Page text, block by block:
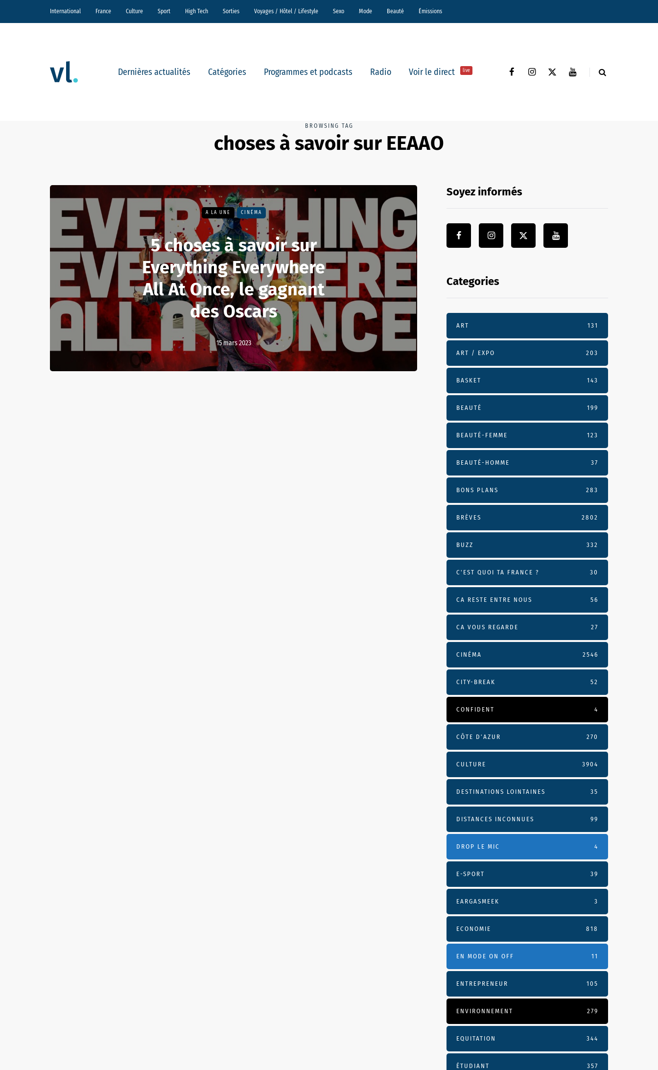
International France Culture Sport High Tech Sorties Voyages / Hôtel / Lifestyle Sexo Mode Beauté Émissions
Dernières actualités Catégories Programmes et podcasts Radio Voir le direct live
BROWSING TAG
choses à savoir sur EEAAO
A LA UNE CINÉMA
5 choses à savoir sur
Everything Everywhere
All At Once, le gagnant
des Oscars
15 mars 2023
Soyez informés
Categories
ART 131
ART / EXPO 203
BASKET 143
BEAUTÉ 199
BEAUTÉ-FEMME 123
BEAUTÉ-HOMME 37
BONS PLANS 283
BRÈVES 2802
BUZZ 332
C'EST QUOI TA FRANCE ? 30
CA RESTE ENTRE NOUS 56
CA VOUS REGARDE 27
CINÉMA 2546
CITY-BREAK 52
CONFIDENT 4
CÔTE D’AZUR 270
CULTURE 3904
DESTINATIONS LOINTAINES 35
DISTANCES INCONNUES 99
DROP LE MIC 4
E-SPORT 39
EARGASMEEK 3
ECONOMIE 818
EN MODE ON OFF 11
ENTREPRENEUR 105
ENVIRONNEMENT 279
EQUITATION 344
ÉTUDIANT 357